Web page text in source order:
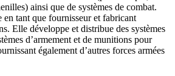
ainsi que de systèmes de combat.
en tant que fournisseur et fabricant
Elle développe et distribue des systèmes
d’armement et de munitions pour
également d’autres forces armées